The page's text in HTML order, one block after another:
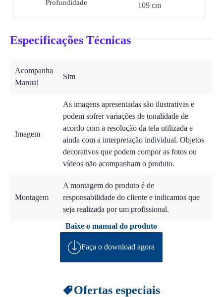
109 cm
Especificações Técnicas
Acompanha
Manual
Sim
Imagem
As imagens apresentadas são ilustrativas e
podem sofrer variações de tonalidade de
acordo com a resolução da tela utilizada e
ainda com a interpretação individual. Objetos
decorativos que podem compor as fotos ou
vídeos não acompanham o produto.
Montagem
A montagem do produto é de
responsabilidade do cliente e indicamos que
seja realizada por um profissional.
Baixe o manual do produto
Faça o download agora
Ofertas especiais